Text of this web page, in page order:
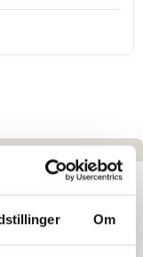
Om
Anmeldelser
boksepude
og udstyret med